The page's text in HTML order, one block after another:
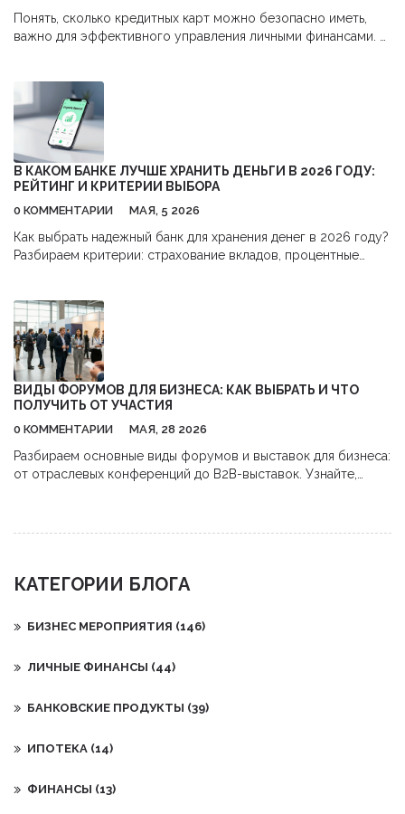
Понять, сколько кредитных карт можно безопасно иметь,
важно для эффективного управления личными финансами. В
представлены полезные советы по управлению несколькими
картами и возможные риски. Независимо от количества
карт, важно иметь стратегию их использования.
Подробности помогут усвоить, как правильно использовать
кредитные карты.
В КАКОМ БАНКЕ ЛУЧШЕ ХРАНИТЬ ДЕНЬГИ В 2026 ГОДУ:
РЕЙТИНГ И КРИТЕРИИ ВЫБОРА
0 КОММЕНТАРИИ МАЯ, 5 2026
Как выбрать надежный банк для хранения денег в 2026 году?
Разбираем критерии: страхование вкладов, процентные
средств.
ВИДЫ ФОРУМОВ ДЛЯ БИЗНЕСА: КАК ВЫБРАТЬ И ЧТО
ПОЛУЧИТЬ ОТ УЧАСТИЯ
0 КОММЕНТАРИИ МАЯ, 28 2026
Разбираем основные виды форумов и выставок для бизнеса:
от отраслевых конференций до B2B-выставок. Узнайте,
КАТЕГОРИИ БЛОГА
БИЗНЕС МЕРОПРИЯТИЯ (146)
ЛИЧНЫЕ ФИНАНСЫ (44)
БАНКОВСКИЕ ПРОДУКТЫ (39)
ИПОТЕКА (14)
ФИНАНСЫ (13)